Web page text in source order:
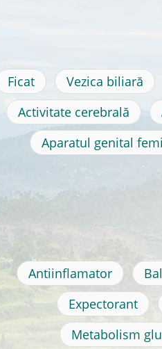
Ficat Vezica biliară
Activitate cerebrală
Aparatul genital
Antiinflamator
Expectorant
Metabolism